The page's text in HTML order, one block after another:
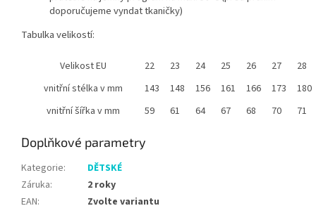
doporučujeme vyndat tkaničky)
Tabulka velikostí:
Velikost EU 22 23 24 25 26 27
28
vnitřní stélka v mm
143 148 156 161 166 173
180
vnitřní šířka v mm
59 61 64 67 68 70 71
Doplňkové parametry
Kategorie:
DĚTSKÉ
Záruka:
2 roky
EAN:
Zvolte variantu